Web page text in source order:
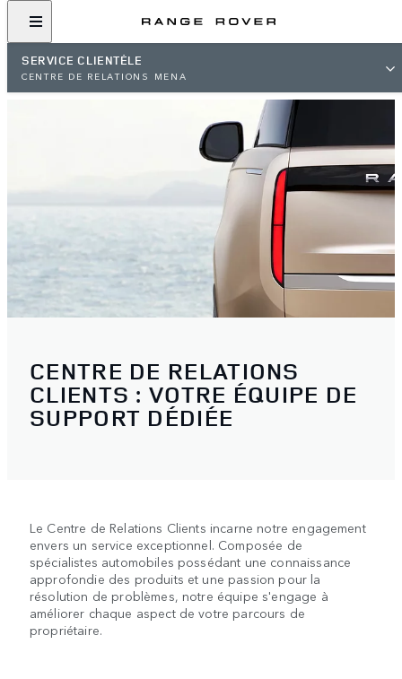
SERVICE CLIENTÈLE
CENTRE DE RELATIONS MENA
CENTRE DE RELATIONS
CLIENTS : VOTRE ÉQUIPE DE
SUPPORT DÉDIÉE
Le Centre de Relations Clients incarne notre engagement
envers un service exceptionnel. Composée de
spécialistes automobiles possédant une connaissance
approfondie des produits et une passion pour la
résolution de problèmes, notre équipe s'engage à
améliorer chaque aspect de votre parcours de
propriétaire.